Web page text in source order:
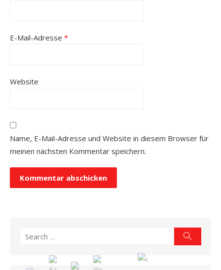
E-Mail-Adresse *
Website
Name, E-Mail-Adresse und Website in diesem Browser für
meinen nächsten Kommentar speichern.
Search